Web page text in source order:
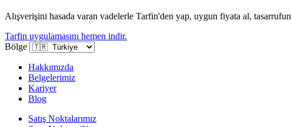
Alışverişini hasada varan vadelerle Tarfin'den yap, uygun fiyata al,
Tarfin uygulamasını hemen indir.
Bölge
Hakkımızda
Belgelerimiz
Kariyer
Blog
Satış Noktalarımız